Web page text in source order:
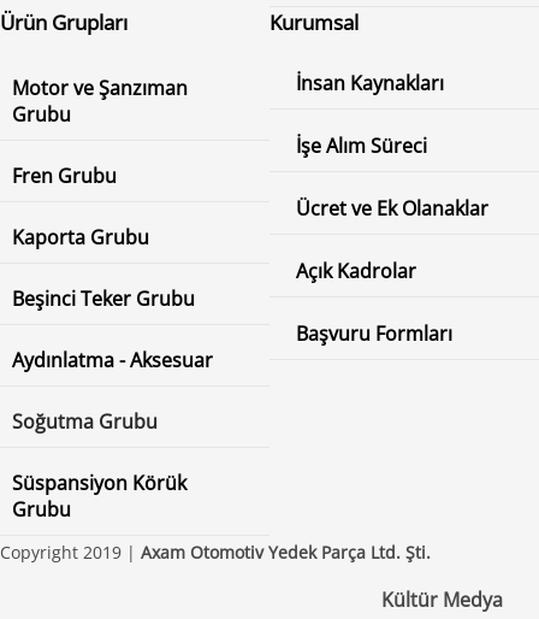
Ürün Grupları
Motor ve Şanzıman
Grubu
Fren Grubu
Kaporta Grubu
Beşinci Teker Grubu
Aydınlatma - Aksesuar
Soğutma Grubu
Süspansiyon Körük
Grubu
Kurumsal
İnsan Kaynakları
İşe Alım Süreci
Ücret ve Ek Olanaklar
Açık Kadrolar
Başvuru Formları
Copyright 2019 | Axam Otomotiv Yedek Parça Ltd. Şti.
Kültür Medya